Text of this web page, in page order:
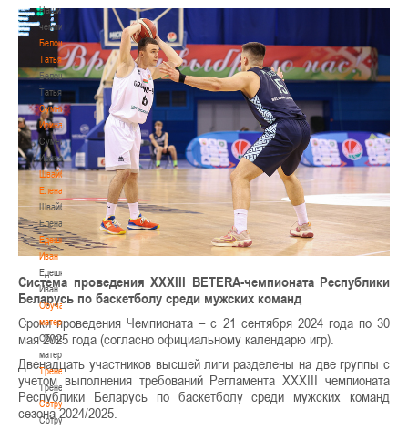
Наши
чемпионы
Белошапко
Татьяна
Белошапко
Татьяна
Сумникова
Ирина
Сумникова
Ирина
Швайбович
Елена
Швайбович
Елена
Едешко
Иван
Едешко
Иван
Обучающие
материалы
Обучающие
материалы
Тренерам
Тренерам
Сотрудничество
Сотрудничество
Система проведения XXXIII BETERA-чемпионата Республики
Беларусь по баскетболу среди мужских команд
Сроки проведения Чемпионата – с 21 сентября 2024 года по 30
мая 2025 года (согласно официальному календарю игр).
Двенадцать участников высшей лиги разделены на две группы с
учетом выполнения требований Регламента ХХХIII чемпионата
Республики Беларусь по баскетболу среди мужских команд
сезона 2024/2025.